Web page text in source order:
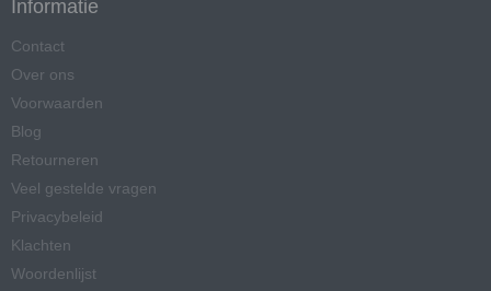
Informatie
Contact
Over ons
Voorwaarden
Blog
Retourneren
Veel gestelde vragen
Privacybeleid
Klachten
Woordenlijst